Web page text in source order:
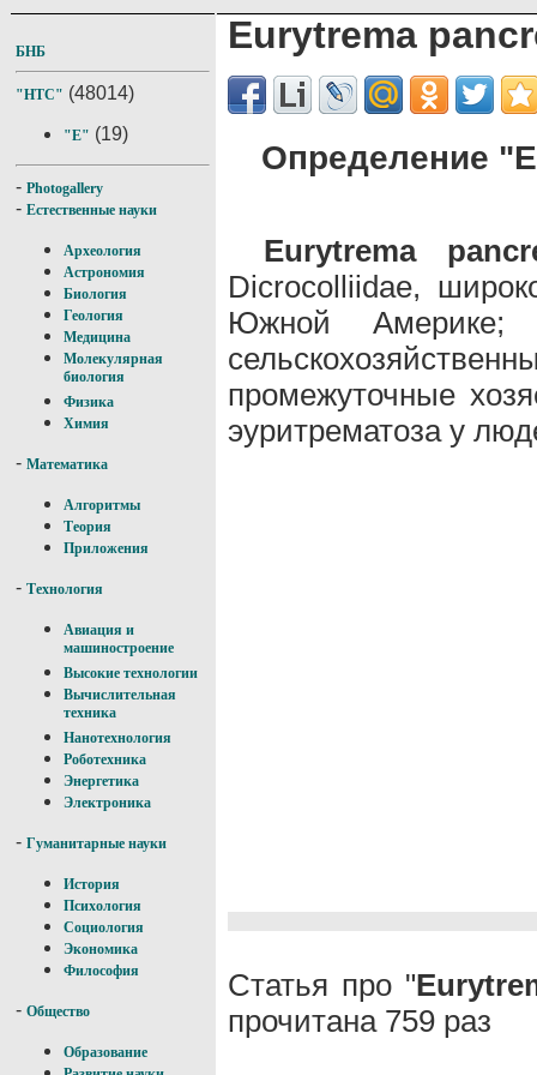
БНБ
"НТС" (48014)
"E" (19)
- Photogallery
- Естественные науки
Археология
Астрономия
Биология
Геология
Медицина
Молекулярная
биология
Физика
Химия
- Математика
Алгоритмы
Теория
Приложения
- Технология
Авиация и
машиностроение
Высокие технологии
Вычислительная
техника
Нанотехнология
Роботехника
Энергетика
Электроника
- Гуманитарные науки
История
Психология
Социология
Экономика
Философия
- Общество
Образование
Eurytrema
Определение
Eurytrema
Dicrocolliidae,
Южной Америке;
промежуточные
эуритрематоза у
Статья про "
прочитана 759 раз